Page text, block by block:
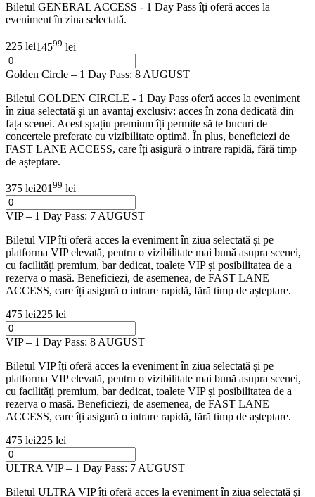
Biletul GENERAL ACCESS - 1 Day Pass îți oferă acces la
eveniment în ziua selectată.
225 lei14599 lei
Golden Circle – 1 Day Pass: 8 AUGUST
Biletul GOLDEN CIRCLE - 1 Day Pass oferă acces la eveniment
în ziua selectată și un avantaj exclusiv: acces în zona dedicată din
fața scenei. Acest spațiu premium îți permite să te bucuri de
concertele preferate cu vizibilitate optimă. În plus, beneficiezi de
FAST LANE ACCESS, care îți asigură o intrare rapidă, fără timp
de așteptare.
375 lei201 99 lei
VIP – 1 Day Pass: 7 AUGUST
Biletul VIP îți oferă acces la eveniment în ziua selectată și pe
platforma VIP elevată, pentru o vizibilitate mai bună asupra scenei,
cu facilități premium, bar dedicat, toalete VIP și posibilitatea de a
rezerva o masă. Beneficiezi, de asemenea, de FAST LANE
ACCESS, care îți asigură o intrare rapidă, fără timp de așteptare.
475 lei225 lei
VIP – 1 Day Pass: 8 AUGUST
Biletul VIP îți oferă acces la eveniment în ziua selectată și pe
platforma VIP elevată, pentru o vizibilitate mai bună asupra scenei,
cu facilități premium, bar dedicat, toalete VIP și posibilitatea de a
rezerva o masă. Beneficiezi, de asemenea, de FAST LANE
ACCESS, care îți asigură o intrare rapidă, fără timp de așteptare.
475 lei225 lei
ULTRA VIP – 1 Day Pass: 7 AUGUST
Biletul ULTRA VIP îți oferă acces la eveniment în ziua selectată și